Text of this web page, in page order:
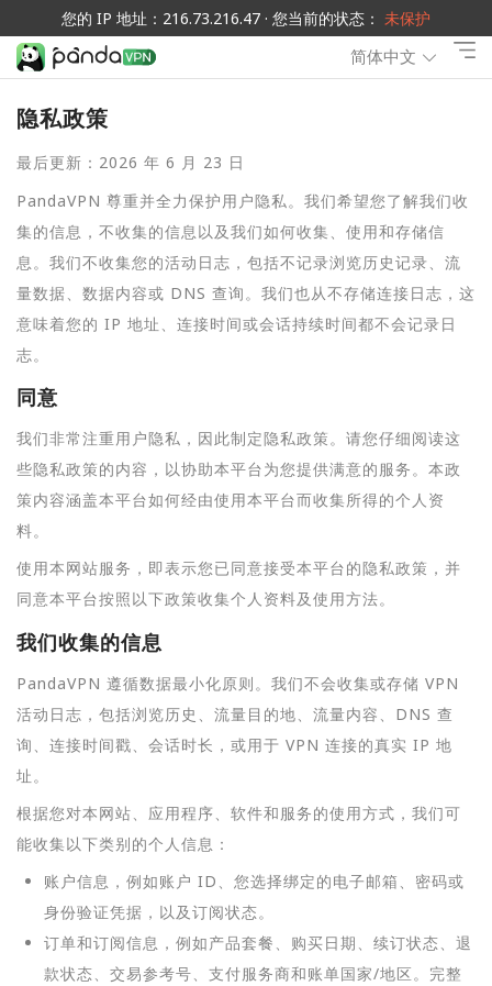
您的 IP 地址：216.73.216.47 · 您当前的状态： 未保护
简体中文
隐私政策
最后更新：2026 年 6 月 23 日
PandaVPN 尊重并全力保护用户隐私。我们希望您了解我们收
集的信息，不收集的信息以及我们如何收集、使用和存储信
息。我们不收集您的活动日志，包括不记录浏览历史记录、流
量数据、数据内容或 DNS 查询。我们也从不存储连接日志，这
意味着您的 IP 地址、连接时间或会话持续时间都不会记录日
志。
同意
我们非常注重用户隐私，因此制定隐私政策。请您仔细阅读这
些隐私政策的内容，以协助本平台为您提供满意的服务。本政
策内容涵盖本平台如何经由使用本平台而收集所得的个人资
料。
使用本网站服务，即表示您已同意接受本平台的隐私政策，并
同意本平台按照以下政策收集个人资料及使用方法。
我们收集的信息
PandaVPN 遵循数据最小化原则。我们不会收集或存储 VPN
活动日志，包括浏览历史、流量目的地、流量内容、DNS 查
询、连接时间戳、会话时长，或用于 VPN 连接的真实 IP 地
址。
根据您对本网站、应用程序、软件和服务的使用方式，我们可
能收集以下类别的个人信息：
账户信息，例如账户 ID、您选择绑定的电子邮箱、密码或
身份验证凭据，以及订阅状态。
订单和订阅信息，例如产品套餐、购买日期、续订状态、退
款状态、交易参考号、支付服务商和账单国家/地区。完整